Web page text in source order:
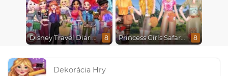
Disney Travel Diaries: City Break 8 Princess Girls Safari Trip 8
Dekorácia Hry